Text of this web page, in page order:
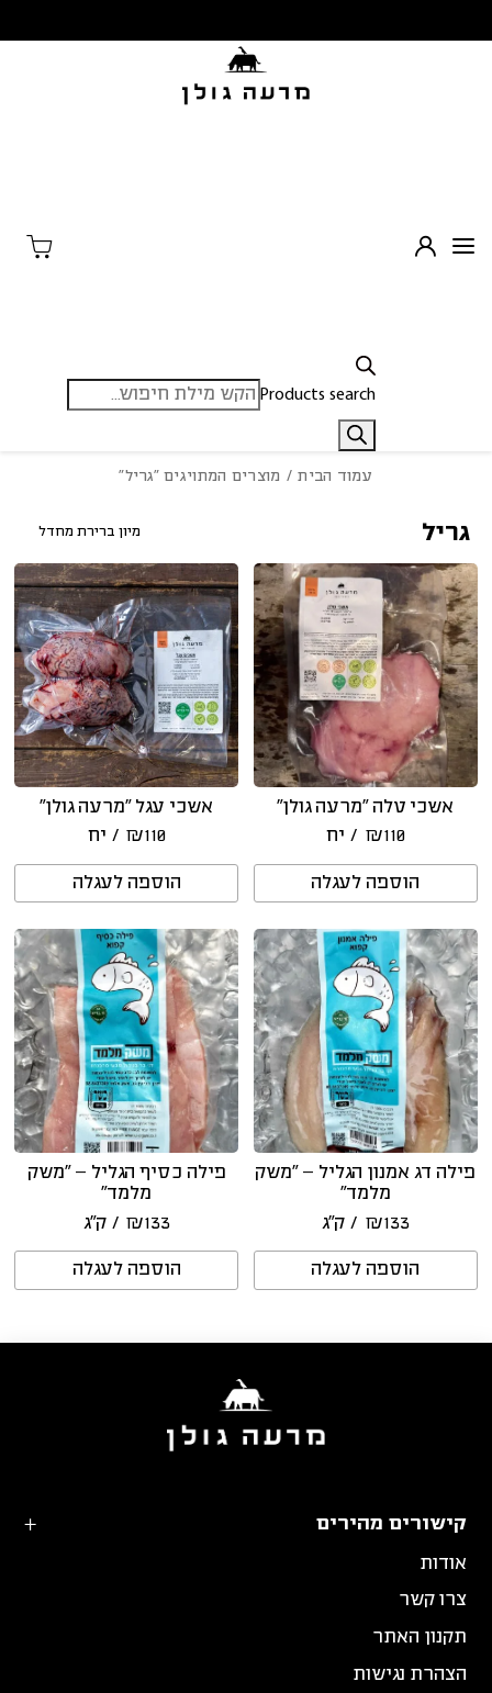
Products search
עמוד הבית/ מוצרים המתויגים “גריל”
גריל
אשכי טלה “מרעה גולן”
₪110 / יח
הוספה לעגלה
אשכי עגל “מרעה גולן”
₪110 / יח
הוספה לעגלה
פילה דג אמנון הגליל – “משק
מלמד”
₪133 / ק״ג
הוספה לעגלה
פילה כסיף הגליל – “משק
מלמד”
₪133 / ק״ג
הוספה לעגלה
קישורים מהירים
אודות
צרו קשר
תקנון האתר
הצהרת נגישות